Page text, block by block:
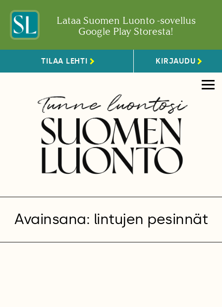
Lataa Suomen Luonto -sovellus
Google Play Storesta!
TILAA LEHTI KIRJAUDU
Avainsana: lintujen pesinnät